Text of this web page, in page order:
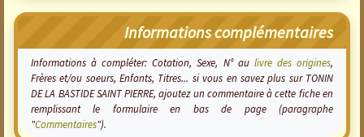
Informations complémentaires
Informations à compléter: Cotation, Sexe, N° au livre des origines,
Frères et/ou soeurs, Enfants, Titres... si vous en savez plus sur TONIN
DE LA BASTIDE SAINT PIERRE, ajoutez un commentaire à cette fiche en
remplissant le formulaire en bas de page (paragraphe
"Commentaires").